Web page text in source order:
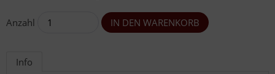
Anzahl
Info